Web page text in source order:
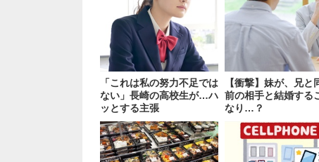
「これは私の努力不足では
ない」長崎の高校生が…ハ
ッとする主張
【衝撃】妹が、兄と
前の相手と結婚する
なり…？